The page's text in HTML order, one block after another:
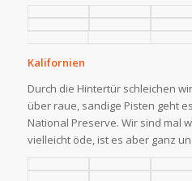
Kalifornien
Durch die Hintertür schleichen
über raue, sandige Pisten geht
National Preserve. Wir sind mal
vielleicht öde, ist es aber ganz